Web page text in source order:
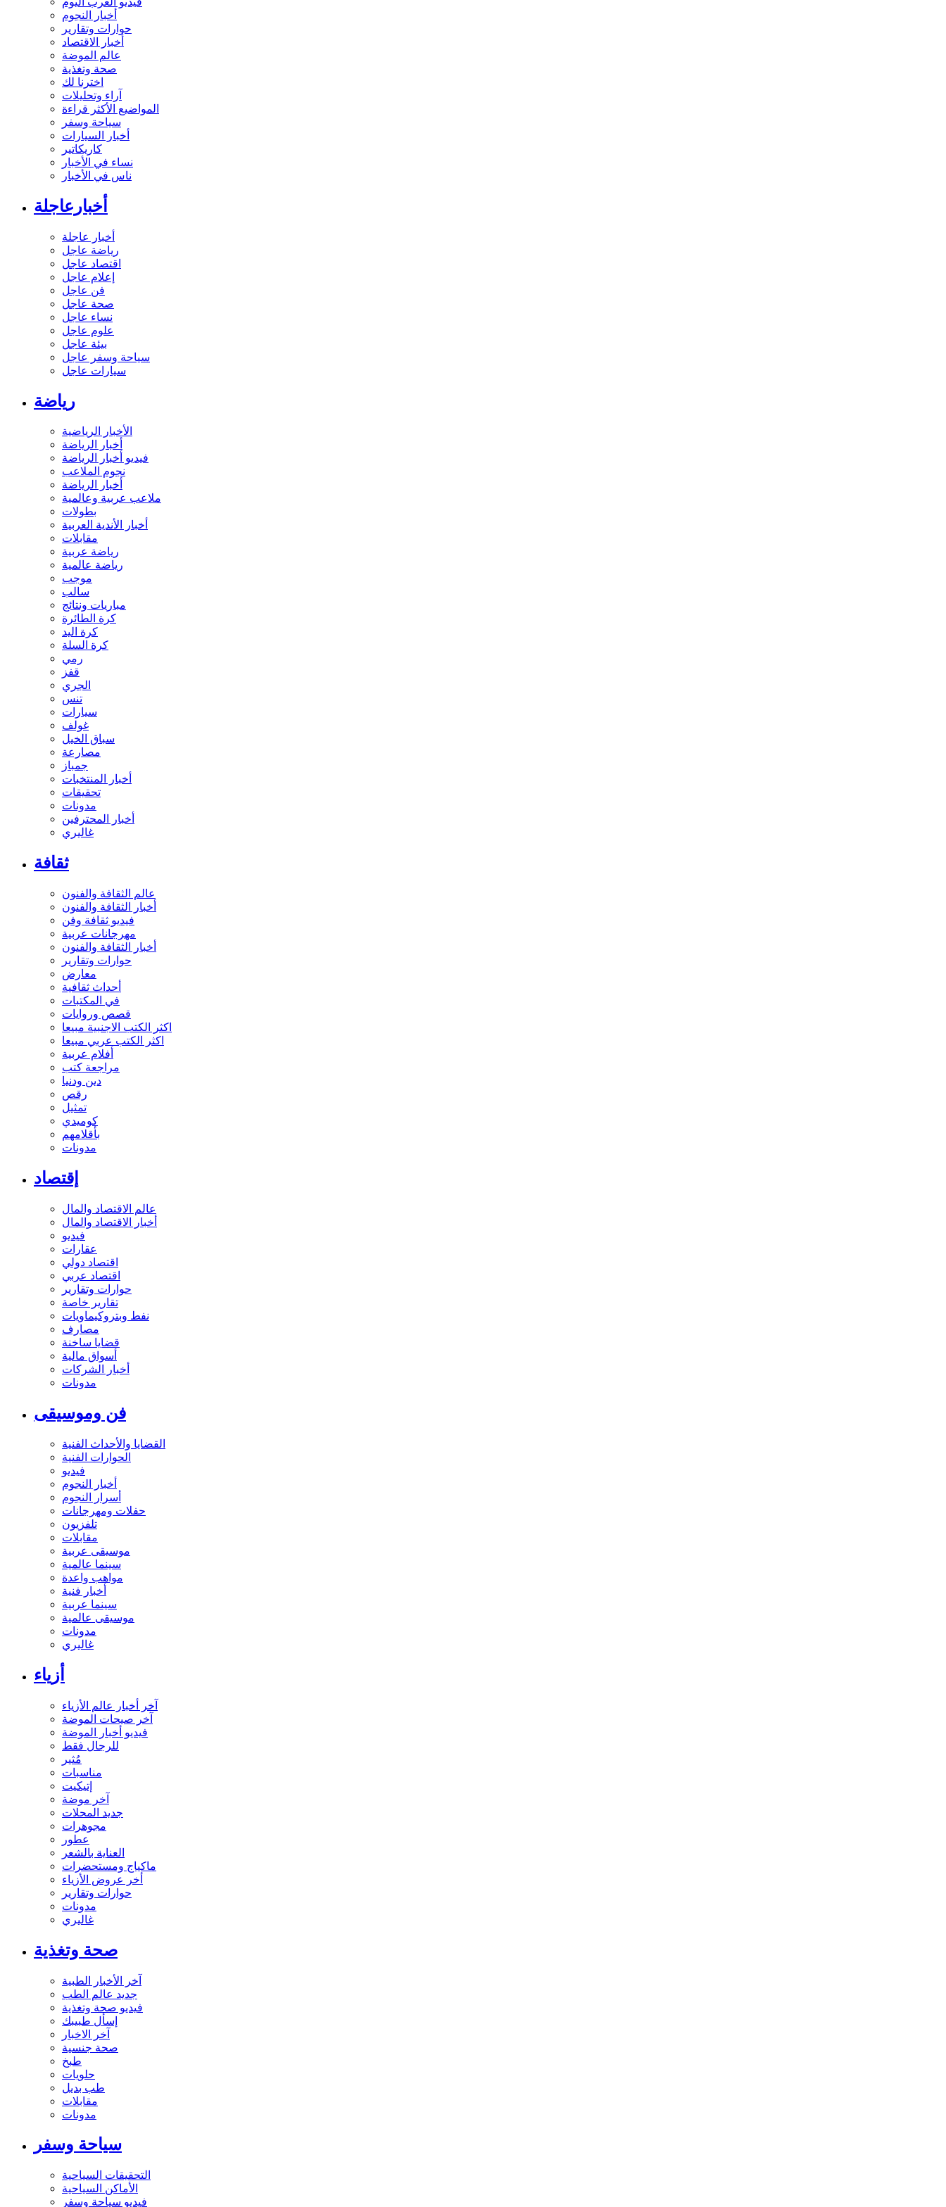
أخبار النجوم
حوارات وتقارير
أخبار الاقتصاد
عالم الموضة
صحة وتغذية
اخترنا لك
آراء وتحليلات
المواضيع الأكثر قراءة
سياحة وسفر
أخبار السيارات
كاريكاتير
نساء في الأخبار
ناس في الأخبار
أخبارعاجلة
أخبار عاجلة
رياضة عاجل
اقتصاد عاجل
إعلام عاجل
فن عاجل
صحة عاجل
نساء عاجل
علوم عاجل
بيئة عاجل
سياحة وسفر عاجل
سيارات عاجل
رياضة
الأخبار الرياضية
أخبار الرياضة
فيديو أخبار الرياضة
نجوم الملاعب
أخبار الرياضة
ملاعب عربية وعالمية
بطولات
أخبار الأندية العربية
مقابلات
رياضة عربية
رياضة عالمية
موجب
سالب
مباريات ونتائج
كرة الطائرة
كرة اليد
كرة السلة
رمي
قفز
الجري
تنس
سيارات
غولف
سباق الخيل
مصارعة
جمباز
أخبار المنتخبات
تحقيقات
مدونات
أخبار المحترفين
غاليري
ثقافة
عالم الثقافة والفنون
أخبار الثقافة والفنون
فيديو ثقافة وفن
مهرجانات عربية
أخبار الثقافة والفنون
حوارات وتقارير
معارض
أحداث ثقافية
في المكتبات
قصص وروايات
اكثر الكتب الاجنبية مبيعا
اكثر الكتب عربي مبيعا
أفلام عربية
مراجعة كتب
دين ودنيا
رقص
تمثيل
كوميدي
بأقلامهم
مدونات
إقتصاد
عالم الاقتصاد والمال
أخبار الاقتصاد والمال
فيديو
عقارات
اقتصاد دولي
اقتصاد عربي
حوارات وتقارير
تقارير خاصة
نفط وبتروكيماويات
مصارف
قضايا ساخنة
أسواق مالية
أخبار الشركات
مدونات
فن وموسيقى
القضايا والأحداث الفنية
الحوارات الفنية
فيديو
أخبار النجوم
أسرار النجوم
حفلات ومهرجانات
تلفزيون
مقابلات
موسيقى عربية
سينما عالمية
مواهب واعدة
أخبار فنية
سينما عربية
موسيقى عالمية
مدونات
غاليري
أزياء
آخر أخبار عالم الأزياء
آخر صيحات الموضة
فيديو أخبار الموضة
للرجال فقط
مُثير
مناسبات
إتيكيت
آخر موضة
جديد المحلات
مجوهرات
عطور
العناية بالشعر
ماكياج ومستحضرات
أخر عروض الأزياء
حوارات وتقارير
مدونات
غاليري
صحة وتغذية
آخر الأخبار الطبية
جديد عالم الطب
فيديو صحة وتغذية
إسأل طبيبك
آخر الاخبار
صحة جنسية
طبخ
حلويات
طب بديل
مقابلات
مدونات
سياحة وسفر
التحقيقات السياحية
الأماكن السياحية
فيديو سياحة وسفر